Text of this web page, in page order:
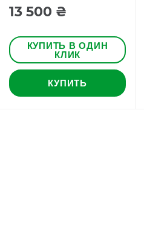
13 500 ₴
КУПИТЬ В ОДИН
КЛИК
КУПИТЬ